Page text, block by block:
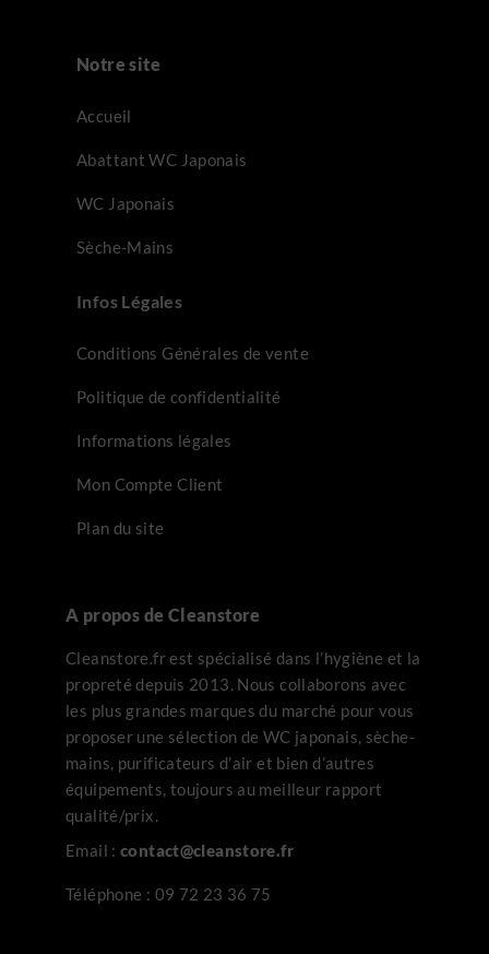
Notre site
Accueil
Abattant WC Japonais
WC Japonais
Sèche-Mains
Infos Légales
Conditions Générales de vente
Politique de confidentialité
Informations légales
Mon Compte Client
Plan du site
A propos de Cleanstore
Cleanstore.fr est spécialisé dans l’hygiène et la
propreté depuis 2013. Nous collaborons avec
les plus grandes marques du marché pour vous
proposer une sélection de WC japonais, sèche-
mains, purificateurs d’air et bien d’autres
équipements, toujours au meilleur rapport
qualité/prix.
Email : contact@cleanstore.fr
Téléphone : 09 72 23 36 75